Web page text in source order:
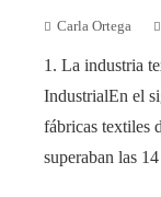
Carla Ortega
1. La industria
IndustrialEn el
fábricas textiles
superaban las